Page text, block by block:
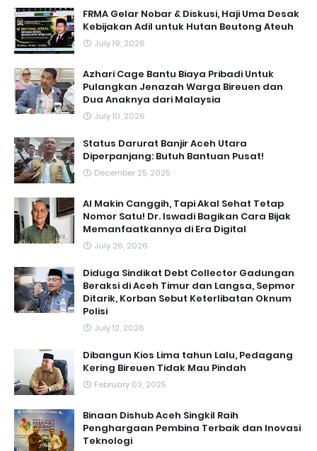
FRMA Gelar Nobar & Diskusi, Haji Uma Desak
Kebijakan Adil untuk Hutan Beutong Ateuh
July 19, 2026
Azhari Cage Bantu Biaya Pribadi Untuk
Pulangkan Jenazah Warga Bireuen dan
Dua Anaknya dari Malaysia
July 10, 2026
Status Darurat Banjir Aceh Utara
Diperpanjang: Butuh Bantuan Pusat!
December 25, 2025
AI Makin Canggih, Tapi Akal Sehat Tetap
Nomor Satu! Dr. Iswadi Bagikan Cara Bijak
Memanfaatkannya di Era Digital
July 26, 2026
Diduga Sindikat Debt Collector Gadungan
Beraksi di Aceh Timur dan Langsa, Sepmor
Ditarik, Korban Sebut Keterlibatan Oknum
Polisi
July 12, 2026
Dibangun Kios Lima tahun Lalu, Pedagang
Kering Bireuen Tidak Mau Pindah
February 03, 2025
Binaan Dishub Aceh Singkil Raih
Penghargaan Pembina Terbaik dan Inovasi
Teknologi